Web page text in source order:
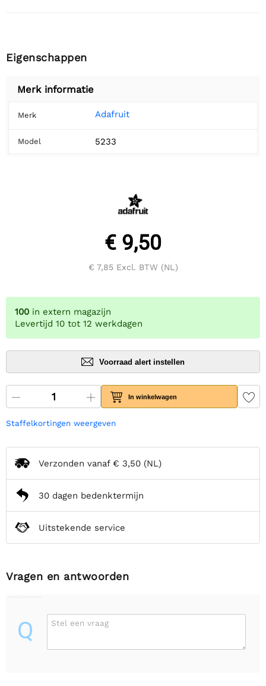
Eigenschappen
Merk informatie
Merk Adafruit
Model 5233
€ 9,50
€ 7,85Excl. BTW (NL)
100 in extern magazijn
Levertijd 10 tot 12 werkdagen
Voorraad alert instellen
In winkelwagen
Staffelkortingen weergeven
Verzonden vanaf € 3,50 (NL)
30 dagen bedenktermijn
Uitstekende service
Vragen en antwoorden
Q Stel een vraag